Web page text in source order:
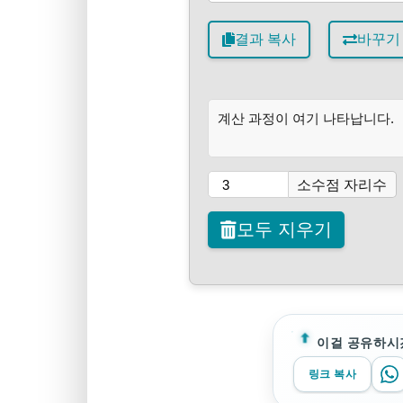
결과 복사 바꾸기
계산 과정이 여기 나타납니다.
소수점 자리수
모두 지우기
이걸 공유하
링크 복사